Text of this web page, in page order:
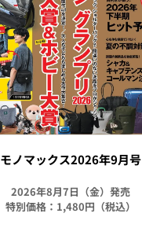
モノマックス2026年9月号
2026年8月7日（金）発売
特別価格：1,480円（税込）